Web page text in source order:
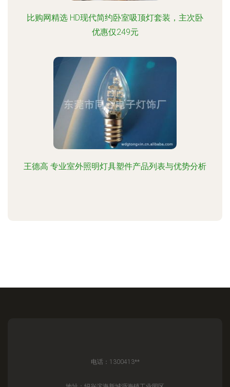
比购网精选 HD现代简约卧室吸顶灯套装，主次卧
优惠仅249元
王德高 专业室外照明灯具塑件产品列表与优势分析
电话：1300413**